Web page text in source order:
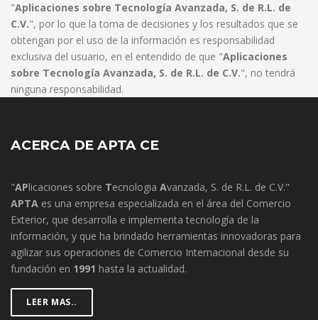
"Aplicaciones sobre Tecnología Avanzada, S. de R.L. de
C.V.", por lo que la toma de decisiones y los resultados que se
obtengan por el uso de la información es responsabilidad
exclusiva del usuario, en el entendido de que "Aplicaciones
sobre Tecnología Avanzada, S. de R.L. de C.V.", no tendrá
ninguna responsabilidad.
ACERCA DE APTA CE
"APlicaciones sobre Tecnologia Avanzada, S. de R.L. de C.V."
APTA es una empresa especializada en el área del Comercio
Exterior, que desarrolla e implementa tecnología de la
información, y que ha brindado herramientas innovadoras para
agilizar sus operaciones de Comercio Internacional desde su
fundación en 1991 hasta la actualidad.
LEER MAS..